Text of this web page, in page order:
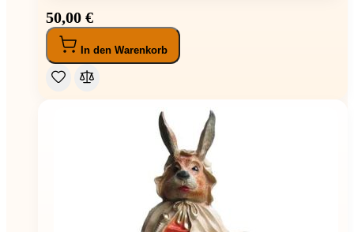
50,00 €
In den Warenkorb